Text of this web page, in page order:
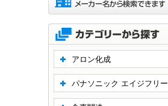
アロン化成
パナソニック エイジフリー